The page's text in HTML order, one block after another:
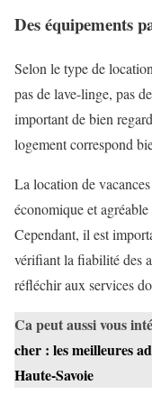
Des équipements
Selon le type de
pas de lave-linge, pas
important de bien
logement correspond
La location de
économique et
Cependant, il est
vérifiant la fiabilité des
réfléchir aux services
Ca peut aussi vous
cher : les meilleures
Haute-Savoie